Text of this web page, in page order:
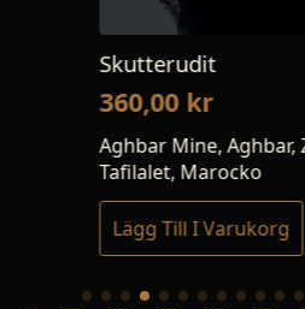
Skutterudit
360,00kr
Aghbar Mine, Aghbar,
Tafilalet, Marocko
Lägg Till I Varukorg